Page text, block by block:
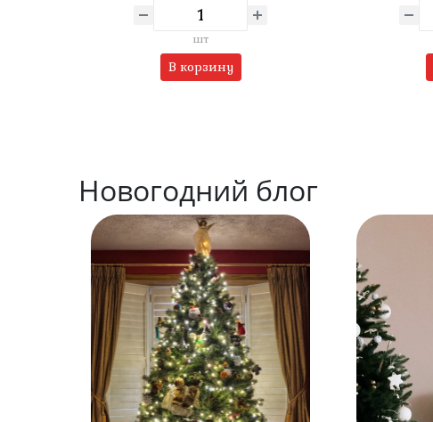
шт
В корзину
Новогодний блог